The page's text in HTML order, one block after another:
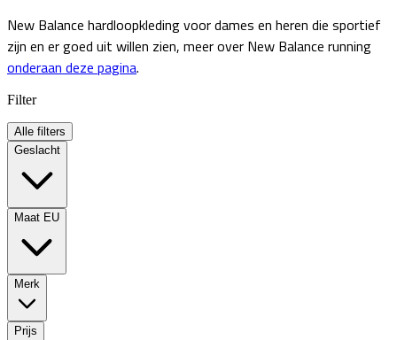
New Balance hardloopkleding voor dames en heren die sportief
zijn en er goed uit willen zien, meer over New Balance running
onderaan deze pagina.
Filter
Alle filters
Geslacht
Maat EU
Merk
Prijs